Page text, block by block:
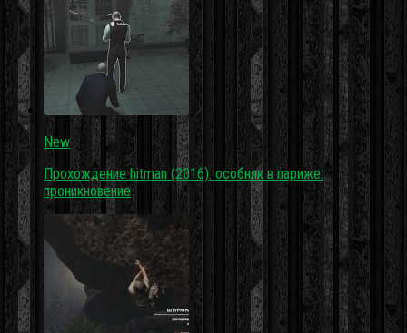
New
Прохождение hitman (2016). особняк в париже:
проникновение